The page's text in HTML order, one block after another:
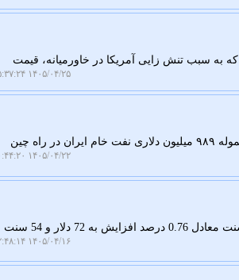
سبب تنش زایی آمریکا در خاورمیانه، قیمت
۱۴۰۵/۰۴/۲۵ ۱۵:۳۷:۲۴
به گزارش کار در محل، شرکت ردیابی کشتی ویند وارد نوشت: محموله ۹۸۹ میلیون دلاری نفت خام ایران در راه چین
۱۴۰۵/۰۴/۲۲ ۲۰:۴۴:۲۰
کار در محل: قیمت هر بشکه نفت برنت دریای شمال امروز با 55 سنت معادل 0.76 درصد افزایش به 72 دلار و 54 سنت
۱۴۰۵/۰۴/۱۶ ۱۲:۴۸:۱۴